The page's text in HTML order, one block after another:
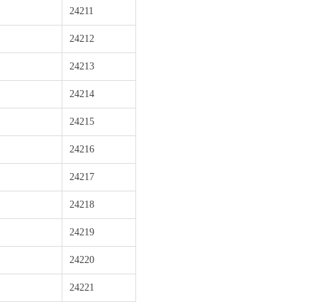
24211
24212
24213
24214
24215
24216
24217
24218
24219
24220
24221